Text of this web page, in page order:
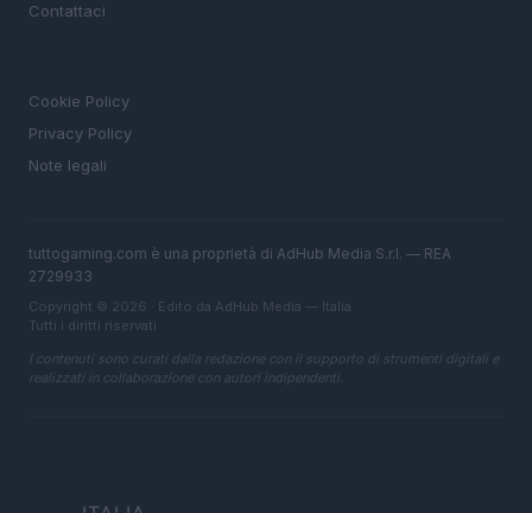
Contattaci
Cookie Policy
Privacy Policy
Note legali
tuttogaming.com è una proprietà di AdHub Media S.r.l. — REA
2729933
Copyright © 2026 · Edito da AdHub Media — Italia
Tutti i diritti riservati
I contenuti sono curati dalla redazione con il supporto di strumenti digitali e
realizzati in collaborazione con autori indipendenti.